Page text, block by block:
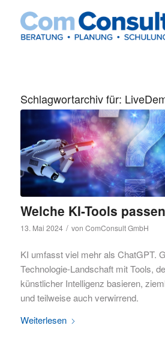
Schlagwortarchiv für:
Welche KI-Tools
13. Mai 2024 / von ComConsult GmbH
KI umfasst viel mehr als ChatGPT.
Technologie-Landschaft mit Tools,
künstlicher Intelligenz basieren,
und teilweise auch verwirrend.
Weiterlesen